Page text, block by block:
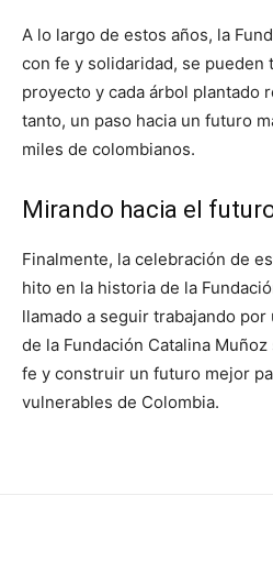
A lo largo de estos años, la
con fe y solidaridad, se pueden
proyecto y cada árbol plantado
tanto, un paso hacia un futuro
miles de colombianos.
Mirando hacia el
Finalmente, la celebración de
hito en la historia de la
llamado a seguir trabajando
de la Fundación Catalina
fe y construir un futuro mejor
vulnerables de Colombia.